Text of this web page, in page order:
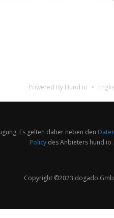
Powered By Hund.io
Es gelten daher neben den
Policy des Anbieters hund.io.
Copyright ©2023 dogado